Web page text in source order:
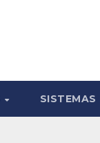
SISTEMAS